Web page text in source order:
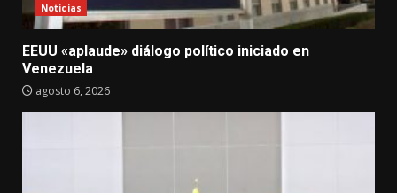
Noticias
EEUU «aplaude» diálogo político iniciado en
Venezuela
agosto 6, 2026